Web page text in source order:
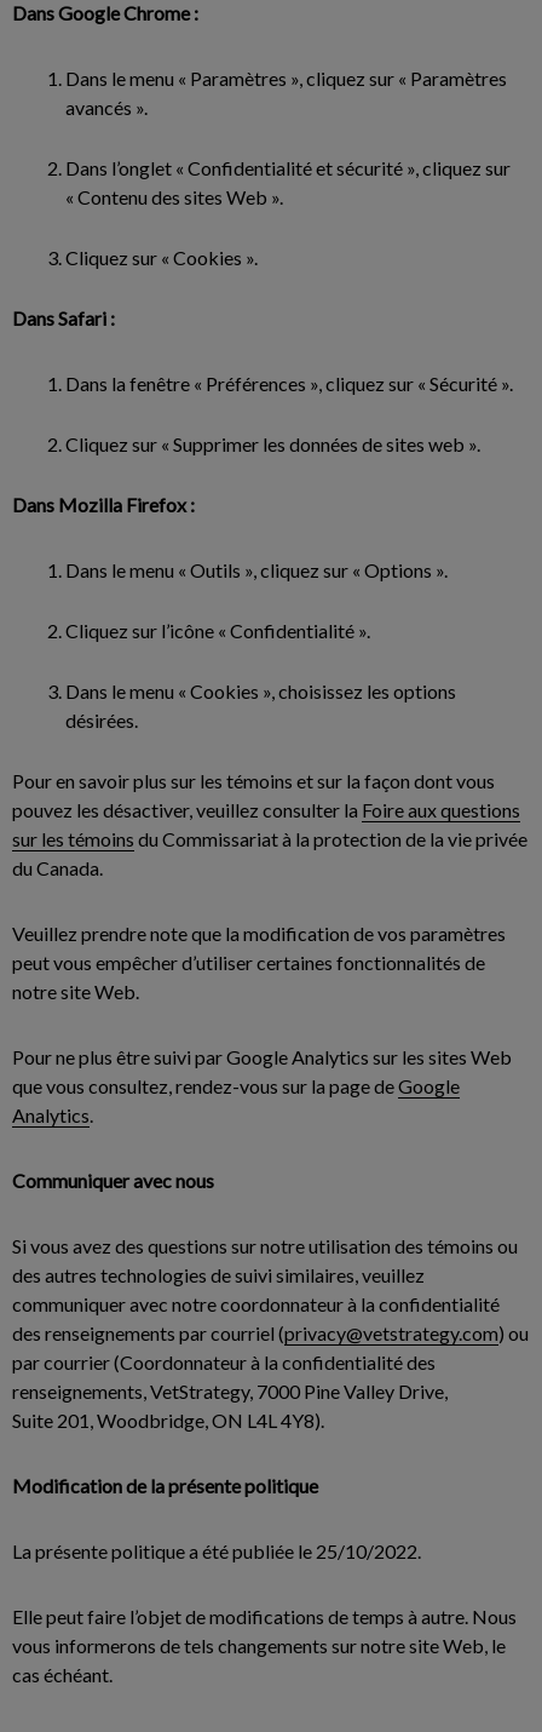
Dans Google Chrome :
Dans le menu « Paramètres », cliquez sur « Paramètres
avancés ».
Dans l’onglet « Confidentialité et sécurité », cliquez sur
« Contenu des sites Web ».
Cliquez sur « Cookies ».
Dans Safari :
Dans la fenêtre « Préférences », cliquez sur « Sécurité ».
Cliquez sur « Supprimer les données de sites web ».
Dans Mozilla Firefox :
Dans le menu « Outils », cliquez sur « Options ».
Cliquez sur l’icône « Confidentialité ».
Dans le menu « Cookies », choisissez les options
désirées.
Pour en savoir plus sur les témoins et sur la façon dont vous
pouvez les désactiver, veuillez consulter la Foire aux questions
sur les témoins du Commissariat à la protection de la vie privée
du Canada.
Veuillez prendre note que la modification de vos paramètres
peut vous empêcher d’utiliser certaines fonctionnalités de
notre site Web.
Pour ne plus être suivi par Google Analytics sur les sites Web
que vous consultez, rendez-vous sur la page deGoogle
Analytics.
Communiquer avec nous
Si vous avez des questions sur notre utilisation des témoins ou
des autres technologies de suivi similaires, veuillez
communiquer avec notre coordonnateur à la confidentialité
des renseignements par courriel (privacy@vetstrategy.com) ou
par courrier (Coordonnateur à la confidentialité des
renseignements, VetStrategy, 7000 Pine Valley Drive,
Suite 201, Woodbridge, ON L4L 4Y8).
Modification de la présente politique
La présente politique a été publiée le 25/10/2022.
Elle peut faire l’objet de modifications de temps à autre. Nous
vous informerons de tels changements sur notre site Web, le
cas échéant.